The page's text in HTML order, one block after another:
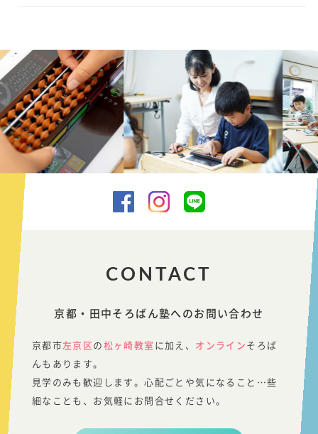
CONTACT
京都・田中そろばん塾へのお問い合わせ
京都市左京区 の 松ヶ崎教室 に加え、 オンライン そろば
んもあります。
見学のみも歓迎します。心配ごとや気になること…些
細なことも、お気軽にお問合せください。